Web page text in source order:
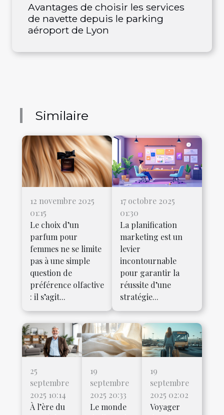
Avantages de choisir les services
de navette depuis le parking
aéroport de Lyon
Similaire
12 novembre 2025
01:15
Le choix d’un
parfum pour
femmes ne se limite
pas à une simple
question de
préférence olfactive
: il s’agit...
17 octobre 2025
01:30
La planification
marketing est un
levier
incontournable
pour garantir la
réussite d’une
stratégie...
25
septembre
2025 10:14
À l’ère du
19
septembre
2025 20:33
Le monde
19
septembre
2025 02:02
Voyager